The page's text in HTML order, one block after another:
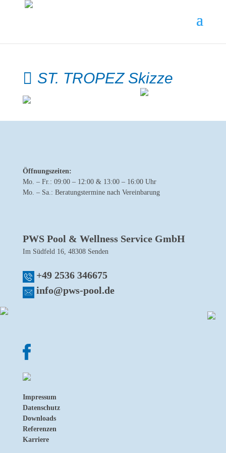
ST. TROPEZ Skizze
Öffnungszeiten:
Mo. – Fr.: 09:00 – 12:00 & 13:00 – 16:00 Uhr
Mo. – Sa.: Beratungstermine nach Vereinbarung
PWS Pool & Wellness Service GmbH
Im Südfeld 16, 48308 Senden
+49 2536 346675
info@pws-pool.de
Impressum
Datenschutz
Downloads
Referenzen
Karriere